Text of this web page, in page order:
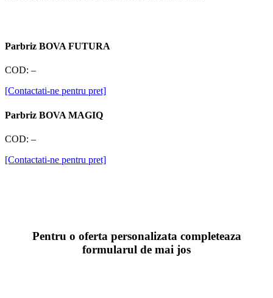
Parbriz BOVA FUTURA
COD: –
[Contactati-ne pentru pret]
Parbriz BOVA MAGIQ
COD: –
[Contactati-ne pentru pret]
Pentru o oferta personalizata completeaza
formularul de mai jos